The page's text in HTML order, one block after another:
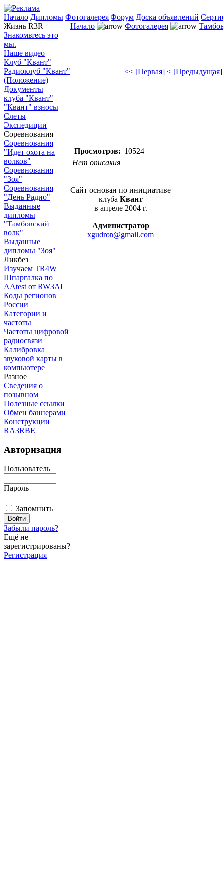
Начало Дипломы Фотогалерея Форум Доска объявлений
Жизнь R3R
Знакомьтесь это
мы.
Наше видео
Клуб "Квант"
Радиоклуб "Квант"
(Положение)
Документы
клуба "Квант"
"Квант" взносы
Слеты
Экспедиции
Соревнования
Соревнования
"Идет охота на
волков"
Соревнования
"Зоя"
Соревнования
"День Радио"
Выданные
дипломы
"Тамбовский
волк"
Выданные
дипломы "Зоя"
Ликбез
Изучаем TR4W
Шпаргалка по
AAtest от RW3AI
Коды регионов
России
Категории и
частоты
Частоты цифровой
радиосвязи
Калибровка
звуковой карты в
компьютере
Разное
Сведения о
позывном
Полезные ссылки
Обмен баннерами
Конструкции
RA3RBE
Авторизация
Пользователь
Пароль
Запомнить
Забыли пароль?
Ещё не
зарегистрированы?
Регистрация
Начало Фотогалерея
<< [Первая] < [Предыдущая]
Просмотров: 10524
Нет описания
Сайт основан по инициативе
клуба Квант
в апреле 2004 г.
Администратор
xgudron@gmail.com